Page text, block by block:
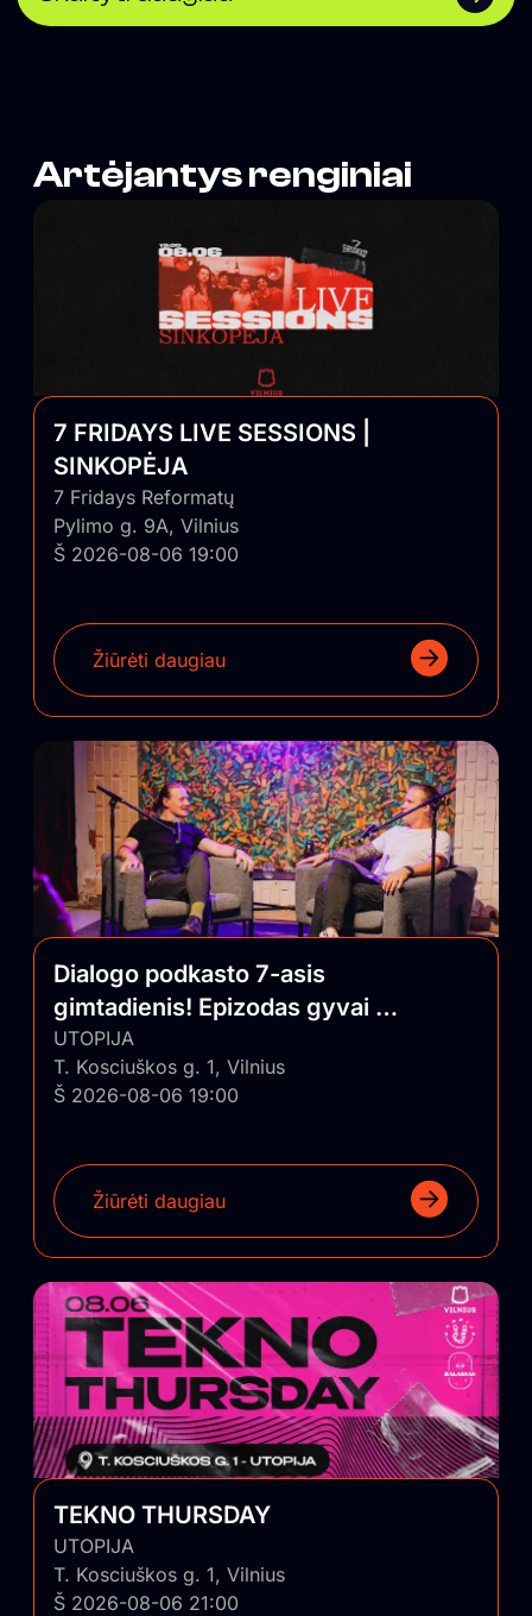
Artėjantys renginiai
7 FRIDAYS LIVE SESSIONS |
SINKOPĖJA
7 Fridays Reformatų
Pylimo g. 9A, Vilnius
Š 2026-08-06 19:00
Žiūrėti daugiau
Dialogo podkasto 7-asis
gimtadienis! Epizodas gyvai su
auditorija
UTOPIJA
T. Kosciuškos g. 1, Vilnius
Š 2026-08-06 19:00
Žiūrėti daugiau
TEKNO THURSDAY
UTOPIJA
T. Kosciuškos g. 1, Vilnius
Š 2026-08-06 21:00